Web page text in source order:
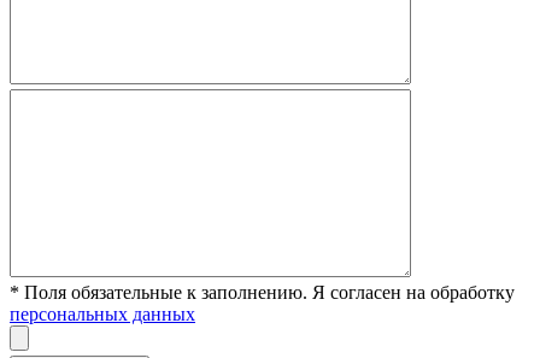
* Поля обязательные к заполнению. Я согласен на обработку
персональных данных